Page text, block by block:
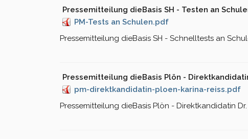
Pressemitteilung dieBasis SH - Testen an
PM-Tests an Schulen.pdf
Pressemitteilung dieBasis SH - Schnelltests an
Pressemitteilung dieBasis Plön -
pm-direktkandidatin-ploen-karina-reiss.pdf
Pressemitteilung dieBasis Plön - Direktkandidatin Dr.